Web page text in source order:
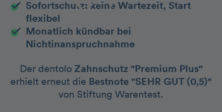
Sofortschutz: keine Wartezeit, Start
flexibel
Monatlich kündbar bei
Nichtinanspruchnahme
Der dentolo Zahnschutz "Premium Plus"
erhielt erneut die Bestnote "SEHR GUT (0,5)"
von Stiftung Warentest.